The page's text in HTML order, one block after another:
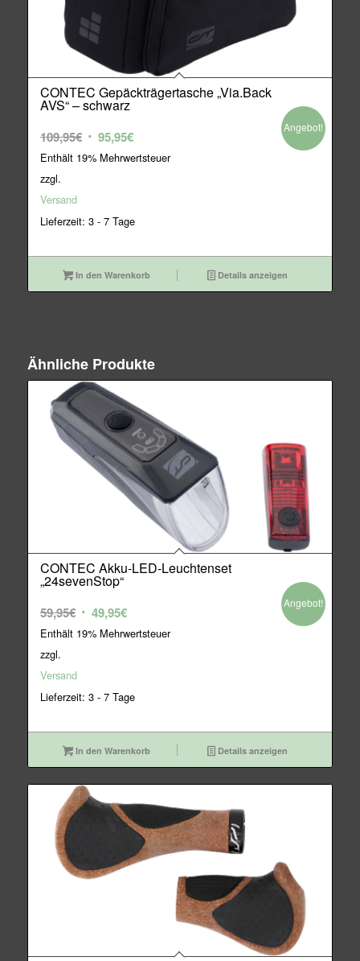
CONTEC Gepäckträgertasche „Via.Back
AVS“ – schwarz
109,95€ Ursprünglicher
Preis
95,95€Aktueller
Preis
Enthält 19% Mehrwertsteuer
zzgl.
Versand
Lieferzeit: 3 - 7 Tage
Angebot!
In den Warenkorb Details anzeigen
Ähnliche Produkte
CONTEC Akku-LED-Leuchtenset
„24sevenStop“
59,95€ Ursprünglicher
Preis
49,95€Aktueller
Preis
Enthält 19% Mehrwertsteuer
zzgl.
Versand
Lieferzeit: 3 - 7 Tage
Angebot!
In den Warenkorb Details anzeigen